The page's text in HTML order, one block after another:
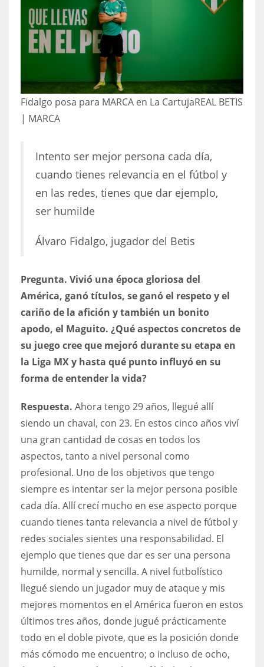
Fidalgo posa para MARCA en La CartujaREAL BETIS
| MARCA
Intento ser mejor persona cada día,
cuando tienes relevancia en el fútbol y
en las redes, tienes que dar ejemplo,
ser humilde
Álvaro Fidalgo, jugador del Betis
Pregunta. Vivió una época gloriosa del
América, ganó títulos, se ganó el respeto y el
cariño de la afición y también un bonito
apodo, el Maguito. ¿Qué aspectos concretos de
su juego cree que mejoró durante su etapa en
la Liga MX y hasta qué punto influyó en su
forma de entender la vida?
Respuesta. Ahora tengo 29 años, llegué allí
siendo un chaval, con 23. En estos cinco años viví
una gran cantidad de cosas en todos los
aspectos, tanto a nivel personal como
profesional. Uno de los objetivos que tengo
siempre es intentar ser la mejor persona posible
cada día. Allí crecí mucho en ese aspecto porque
cuando tienes tanta relevancia a nivel de fútbol y
redes sociales sientes una responsabilidad. El
ejemplo que tienes que dar es ser una persona
humilde, normal y sencilla. A nivel futbolístico
llegué siendo un jugador muy de ataque y mis
mejores momentos en el América fueron en estos
últimos tres años, donde jugué prácticamente
todo en el doble pivote, que es la posición donde
más cómodo me encuentro; o incluso de ocho,